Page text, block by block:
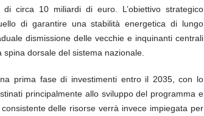
circa 10 miliardi di euro. L’obiettivo strategico
di garantire una stabilità energetica di lungo
dismissione delle vecchie e inquinanti centrali
dorsale del sistema nazionale.
prima fase di investimenti entro il 2035, con lo
principalmente allo sviluppo del programma e
delle risorse verrà invece impiegata per